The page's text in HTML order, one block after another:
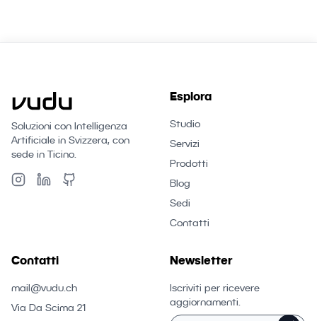
Soluzioni con Intelligenza
Artificiale in Svizzera, con
sede in Ticino.
Esplora
Studio
Servizi
Prodotti
Blog
Sedi
Contatti
Contatti
mail@vudu.ch
Via Da Scima 21
Newsletter
Iscriviti per ricevere
aggiornamenti.